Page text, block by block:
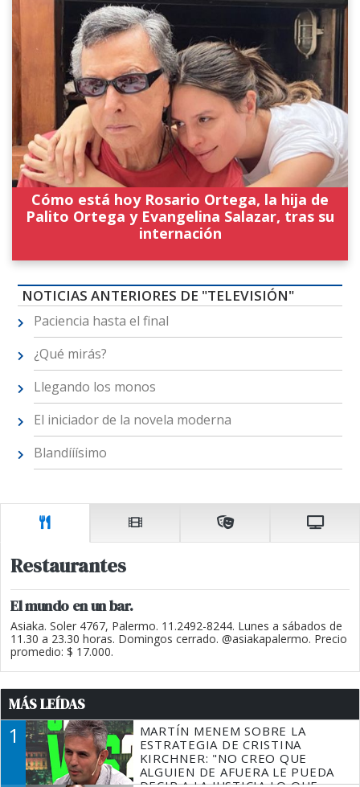
Cómo está hoy Rosario Ortega, la hija de
Palito Ortega y Evangelina Salazar, tras su
internación
NOTICIAS ANTERIORES DE "TELEVISIÓN"
Paciencia hasta el final
¿Qué mirás?
Llegando los monos
El iniciador de la novela moderna
Blandííísimo
Restaurantes
El mundo en un bar.
Asiaka. Soler 4767, Palermo. 11.2492-8244. Lunes a sábados de
11.30 a 23.30 horas. Domingos cerrado. @asiakapalermo. Precio
promedio: $ 17.000.
MÁS LEÍDAS
1
MARTÍN MENEM SOBRE LA
ESTRATEGIA DE CRISTINA
KIRCHNER: "NO CREO QUE
ALGUIEN DE AFUERA LE PUEDA